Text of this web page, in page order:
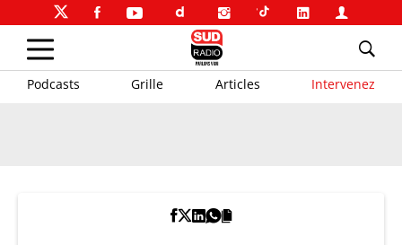
Podcasts Grille Articles Intervenez